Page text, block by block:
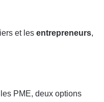
et les entrepreneurs,
PME, deux options